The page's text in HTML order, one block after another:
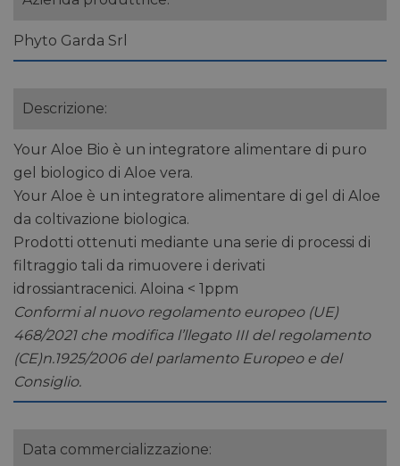
Phyto Garda Srl
Descrizione:
Your Aloe Bio è un integratore alimentare di puro
gel biologico di Aloe vera.
Your Aloe è un integratore alimentare di gel di Aloe
da coltivazione biologica.
Prodotti ottenuti mediante una serie di processi di
filtraggio tali da rimuovere i derivati
idrossiantracenici. Aloina < 1ppm
Conformi al nuovo regolamento europeo (UE)
468/2021 che modifica l’llegato III del regolamento
(CE)n.1925/2006 del parlamento Europeo e del
Consiglio.
Data commercializzazione: